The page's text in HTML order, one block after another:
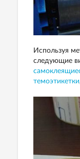
Используя
следующие
темоэтикетки